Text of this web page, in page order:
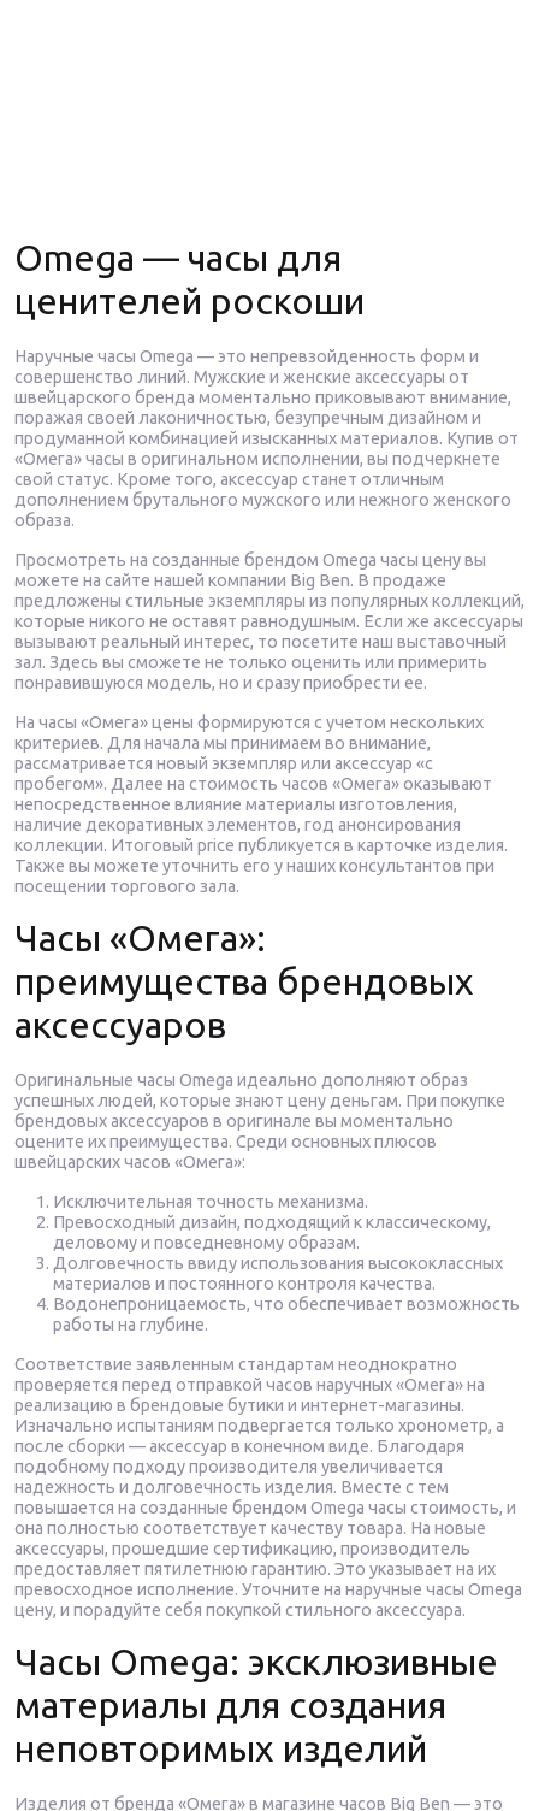
Omega — часы для
ценителей роскоши
Наручные часы Omega — это непревзойденность форм и
совершенство линий. Мужские и женские аксессуары от
швейцарского бренда моментально приковывают внимание,
поражая своей лаконичностью, безупречным дизайном и
продуманной комбинацией изысканных материалов. Купив от
«Омега» часы в оригинальном исполнении, вы подчеркнете
свой статус. Кроме того, аксессуар станет отличным
дополнением брутального мужского или нежного женского
образа.
Просмотреть на созданные брендом Omega часы цену вы
можете на сайте нашей компании Big Ben. В продаже
предложены стильные экземпляры из популярных коллекций,
которые никого не оставят равнодушным. Если же аксессуары
вызывают реальный интерес, то посетите наш выставочный
зал. Здесь вы сможете не только оценить или примерить
понравившуюся модель, но и сразу приобрести ее.
На часы «Омега» цены формируются с учетом нескольких
критериев. Для начала мы принимаем во внимание,
рассматривается новый экземпляр или аксессуар «с
пробегом». Далее на стоимость часов «Омега» оказывают
непосредственное влияние материалы изготовления,
наличие декоративных элементов, год анонсирования
коллекции. Итоговый price публикуется в карточке изделия.
Также вы можете уточнить его у наших консультантов при
посещении торгового зала.
Часы «Омега»:
преимущества брендовых
аксессуаров
Оригинальные часы Omega идеально дополняют образ
успешных людей, которые знают цену деньгам. При покупке
брендовых аксессуаров в оригинале вы моментально
оцените их преимущества. Среди основных плюсов
швейцарских часов «Омега»:
Исключительная точность механизма.
Превосходный дизайн, подходящий к классическому,
деловому и повседневному образам.
Долговечность ввиду использования высококлассных
материалов и постоянного контроля качества.
Водонепроницаемость, что обеспечивает возможность
работы на глубине.
Соответствие заявленным стандартам неоднократно
проверяется перед отправкой часов наручных «Омега» на
реализацию в брендовые бутики и интернет-магазины.
Изначально испытаниям подвергается только хронометр, а
после сборки — аксессуар в конечном виде. Благодаря
подобному подходу производителя увеличивается
надежность и долговечность изделия. Вместе с тем
повышается на созданные брендом Omega часы стоимость, и
она полностью соответствует качеству товара. На новые
аксессуары, прошедшие сертификацию, производитель
предоставляет пятилетнюю гарантию. Это указывает на их
превосходное исполнение. Уточните на наручные часы Omega
цену, и порадуйте себя покупкой стильного аксессуара.
Часы Omega: эксклюзивные
материалы для создания
неповторимых изделий
Изделия от бренда «Омега» в магазине часов Big Ben — это